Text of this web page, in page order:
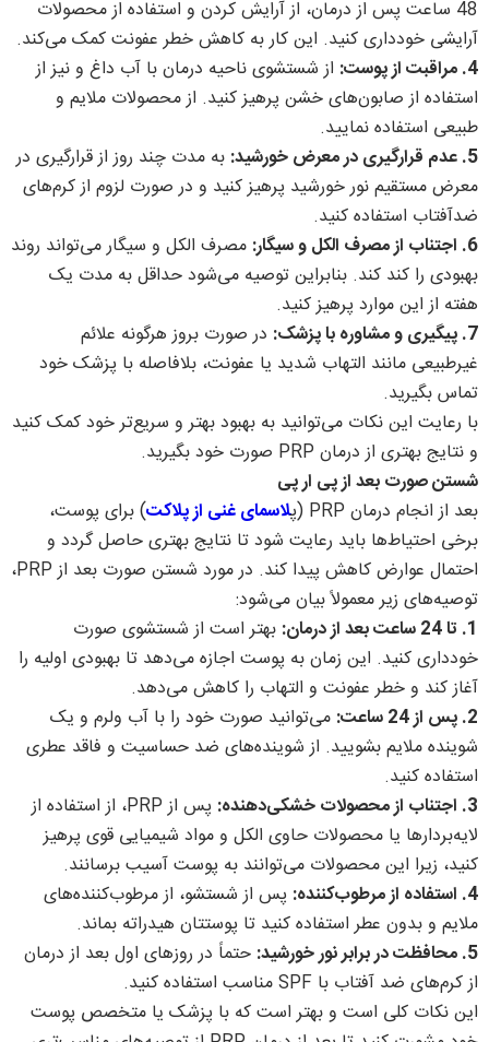
48 ساعت پس از درمان، از آرایش کردن و استفاده از محصولات
آرایشی خودداری کنید. این کار به کاهش خطر عفونت کمک می‌کند.
4. مراقبت از پوست:
از شستشوی ناحیه درمان با آب داغ و نیز از
استفاده از صابون‌های خشن پرهیز کنید. از محصولات ملایم و
طبیعی استفاده نمایید.
5. عدم قرارگیری در معرض خورشید:
به مدت چند روز از قرارگیری در
معرض مستقیم نور خورشید پرهیز کنید و در صورت لزوم از کرم‌های
ضدآفتاب استفاده کنید.
6. اجتناب از مصرف الکل و سیگار:
مصرف الکل و سیگار می‌تواند روند
بهبودی را کند کند. بنابراین توصیه می‌شود حداقل به مدت یک
هفته از این موارد پرهیز کنید.
7. پیگیری و مشاوره با پزشک:
در صورت بروز هرگونه علائم
غیرطبیعی مانند التهاب شدید یا عفونت، بلافاصله با پزشک خود
تماس بگیرید.
با رعایت این نکات می‌توانید به بهبود بهتر و سریع‌تر خود کمک کنید
و نتایج بهتری از درمان PRP صورت خود بگیرید.
شستن صورت بعد از پی ار پی
بعد از انجام درمان PRP (پ
لاسمای غنی از پلاکت) برای پوست،
برخی احتیاط‌ها باید رعایت شود تا نتایج بهتری حاصل گردد و
احتمال عوارض کاهش پیدا کند. در مورد شستن صورت بعد از PRP،
توصیه‌های زیر معمولاً بیان می‌شود:
1. تا 24 ساعت بعد از درمان:
بهتر است از شستشوی صورت
خودداری کنید. این زمان به پوست اجازه می‌دهد تا بهبودی اولیه را
آغاز کند و خطر عفونت و التهاب را کاهش می‌دهد.
2. پس از 24 ساعت:
می‌توانید صورت خود را با آب ولرم و یک
شوینده ملایم بشویید. از شوینده‌های ضد حساسیت و فاقد عطری
استفاده کنید.
3. اجتناب از محصولات خشکی‌دهنده:
پس از PRP، از استفاده از
لایه‌بردارها یا محصولات حاوی الکل و مواد شیمیایی قوی پرهیز
کنید، زیرا این محصولات می‌توانند به پوست آسیب برسانند.
4. استفاده از مرطوب‌کننده:
پس از شستشو، از مرطوب‌کننده‌های
ملایم و بدون عطر استفاده کنید تا پوستتان هیدراته بماند.
5. محافظت در برابر نور خورشید:
حتماً در روزهای اول بعد از درمان
از کرم‌های ضد آفتاب با SPF مناسب استفاده کنید.
این نکات کلی است و بهتر است که با پزشک یا متخصص پوست